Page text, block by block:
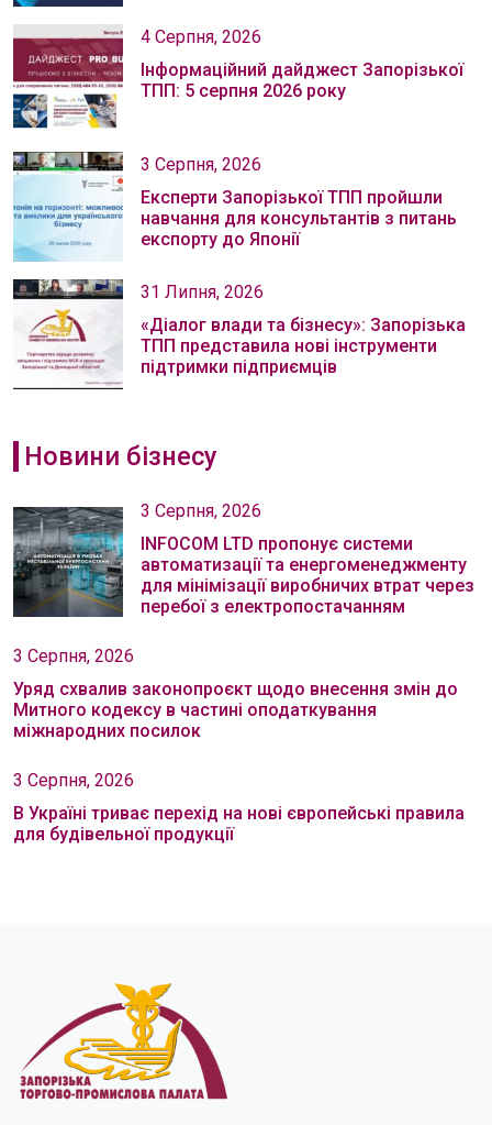
4 Серпня, 2026
Інформаційний дайджест Запорізької
ТПП: 5 серпня 2026 року
3 Серпня, 2026
Експерти Запорізької ТПП пройшли
навчання для консультантів з питань
експорту до Японії
31 Липня, 2026
«Діалог влади та бізнесу»: Запорізька
ТПП представила нові інструменти
підтримки підприємців
Новини бізнесу
3 Серпня, 2026
INFOCOM LTD пропонує системи
автоматизації та енергоменеджменту
для мінімізації виробничих втрат через
перебої з електропостачанням
3 Серпня, 2026
Уряд схвалив законопроєкт щодо внесення змін до
Митного кодексу в частині оподаткування
міжнародних посилок
3 Серпня, 2026
В Україні триває перехід на нові європейські правила
для будівельної продукції